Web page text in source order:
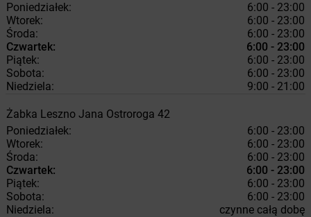
Poniedziałek:
6:00 - 23:00
Wtorek:
6:00 - 23:00
Środa:
6:00 - 23:00
Czwartek:
6:00 - 23:00
Piątek:
6:00 - 23:00
Sobota:
6:00 - 23:00
Niedziela:
9:00 - 21:00
Żabka Leszno Jana Ostroroga 42
Poniedziałek:
6:00 - 23:00
Wtorek:
6:00 - 23:00
Środa:
6:00 - 23:00
Czwartek:
6:00 - 23:00
Piątek:
6:00 - 23:00
Sobota:
6:00 - 23:00
Niedziela:
czynne całą dobę